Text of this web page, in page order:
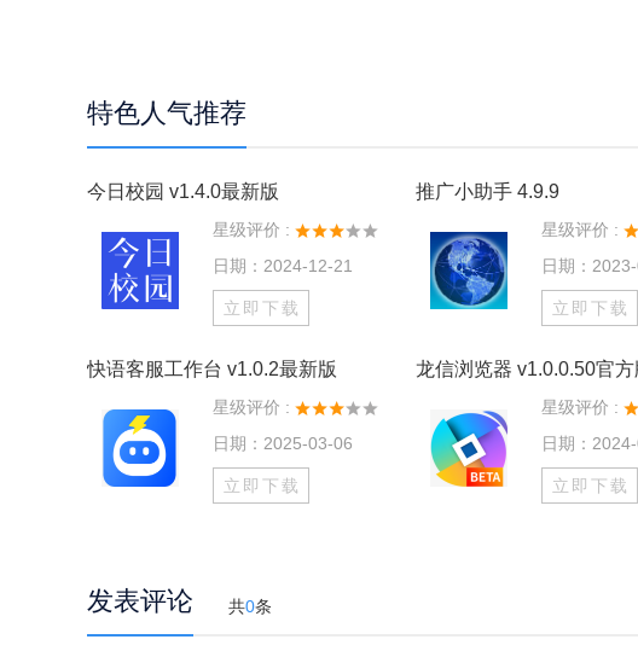
特色人气推荐
今日校园 v1.4.0最新版
星级评价 :
日期：2024-12-21
立即下载
推广小助手 4.9.9
星级评价 :
日期：
立即下载
快语客服工作台 v1.0.2最新版
星级评价 :
日期：2025-03-06
立即下载
龙信浏览器 v1.0.0.50官方
星级评价 :
日期：
立即下载
发表评论 共0条